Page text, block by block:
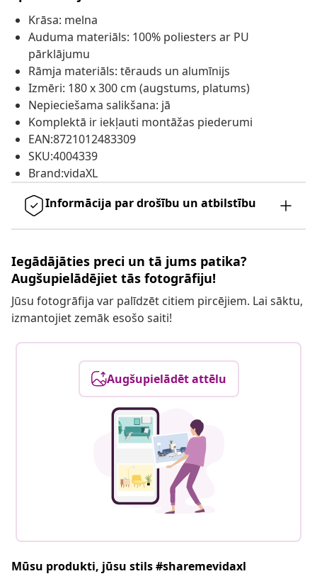
Krāsa: melna
Auduma materiāls: 100% poliesters ar PU
pārklājumu
Rāmja materiāls: tērauds un alumīnijs
Izmēri: 180 x 300 cm (augstums, platums)
Nepieciešama salikšana: jā
Komplektā ir iekļauti montāžas piederumi
EAN:8721012483309
SKU:4004339
Brand:vidaXL
Informācija par drošību un atbilstību
Iegādājāties preci un tā jums patika?
Augšupielādējiet tās fotogrāfiju!
Jūsu fotogrāfija var palīdzēt citiem pircējiem. Lai sāktu,
izmantojiet zemāk esošo saiti!
Augšupielādēt attēlu
Mūsu produkti, jūsu stils #sharemevidaxl